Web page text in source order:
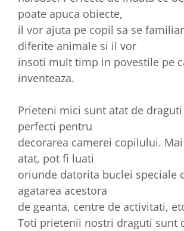
poate apuca obiecte,
il vor ajuta pe copil sa se
diferite animale si il vor
insoti mult timp in povestile pe
inventeaza.
Prieteni mici sunt atat de
perfecti pentru
decorarea camerei copilului.
atat, pot fi luati
oriunde datorita buclei speciale
agatarea acestora
de geanta, centre de activitati,
Toti prietenii nostri draguti sunt